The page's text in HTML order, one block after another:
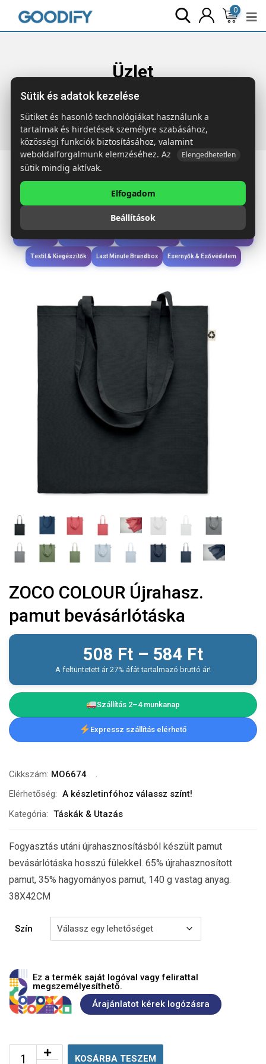
0
Üzlet
Főoldal Termékek Táskák & Utazás
Újrahasz. pamut bevásárlótáska
Étkezés & Ivás
Wellness & Ápolás
Textil & Kiegészítők Last Minute Brandbox Esernyők & Esővédelem
ZOCO COLOUR Újrahasz.
pamut bevásárlótáska
508 Ft – 584 Ft
A feltüntetett ár 27% áfát tartalmazó bruttó ár!
Szállítás 2–4 munkanap
Expressz szállítás elérhető
Cikkszám: MO6674
Elérhetőség: A készletinfóhoz válassz színt!
Kategória: Táskák & Utazás
Fogyasztás utáni újrahasznosításból készült pamut
bevásárlótáska hosszú fülekkel. 65% újrahasznosított
pamut, 35% hagyományos pamut, 140 g vastag anyag.
38X42CM
Szín
Ez a termék saját logóval vagy felirattal
megszemélyesíthető.
Árajánlatot kérek logózásra
KOSÁRBA TESZEM
Sütik és adatok kezelése
Sütiket és hasonló technológiákat használunk a
tartalmak és hirdetések személyre szabásához,
közösségi funkciók biztosításához, valamint
weboldalforgalmunk elemzéséhez. Az
Elengedhetetlen
sütik mindig aktívak.
Elfogadom
Beállítások